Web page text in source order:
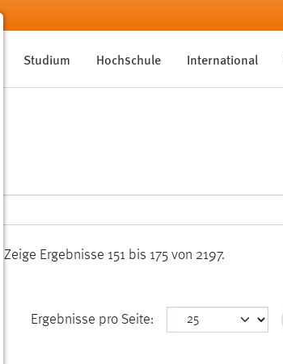
Studium Hochschule International
Zeige Ergebnisse 151 bis 175 von 2197.
Ergebnisse pro Seite: